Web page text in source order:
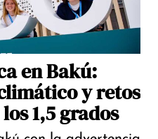
en Bakú:
y retos
1,5 grados